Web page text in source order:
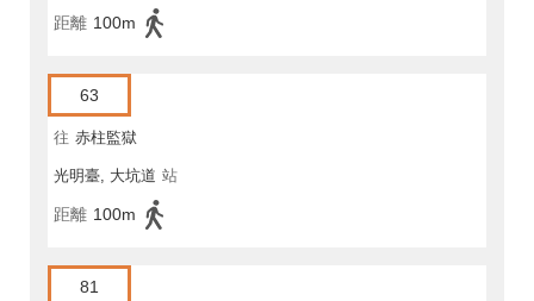
距離 100m
63
往 赤柱監獄
光明臺, 大坑道 站
距離 100m
81